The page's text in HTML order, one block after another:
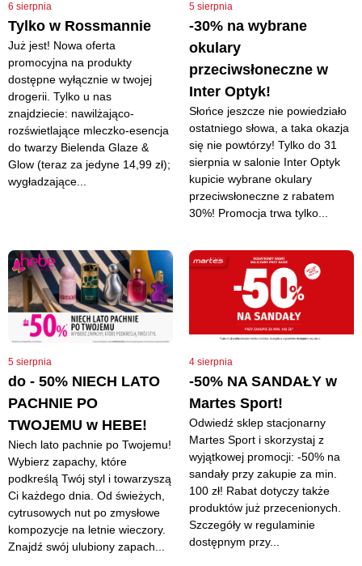
6 sierpnia
Tylko w Rossmannie
Już jest! Nowa oferta
promocyjna na produkty
dostępne wyłącznie w twojej
drogerii. Tylko u nas
znajdziecie: nawilżająco-
rozświetlające mleczko-esencja
do twarzy Bielenda Glaze &
Glow (teraz za jedyne 14,99 zł);
wygładzające...
5 sierpnia
-30% na wybrane
okulary
przeciwsłoneczne w
Inter Optyk!
Słońce jeszcze nie powiedziało
ostatniego słowa, a taka okazja
się nie powtórzy! Tylko do 31
sierpnia w salonie Inter Optyk
kupicie wybrane okulary
przeciwsłoneczne z rabatem
30%! Promocja trwa tylko...
5 sierpnia
do - 50% NIECH LATO
PACHNIE PO
TWOJEMU w HEBE!
Niech lato pachnie po Twojemu!
Wybierz zapachy, które
podkreślą Twój styl i towarzyszą
Ci każdego dnia. Od świeżych,
cytrusowych nut po zmysłowe
kompozycje na letnie wieczory.
Znajdź swój ulubiony zapach...
4 sierpnia
-50% NA SANDAŁY w
Martes Sport!
Odwiedź sklep stacjonarny
Martes Sport i skorzystaj z
wyjątkowej promocji: -50% na
sandały przy zakupie za min.
100 zł! Rabat dotyczy także
produktów już przecenionych.
Szczegóły w regulaminie
dostępnym przy...